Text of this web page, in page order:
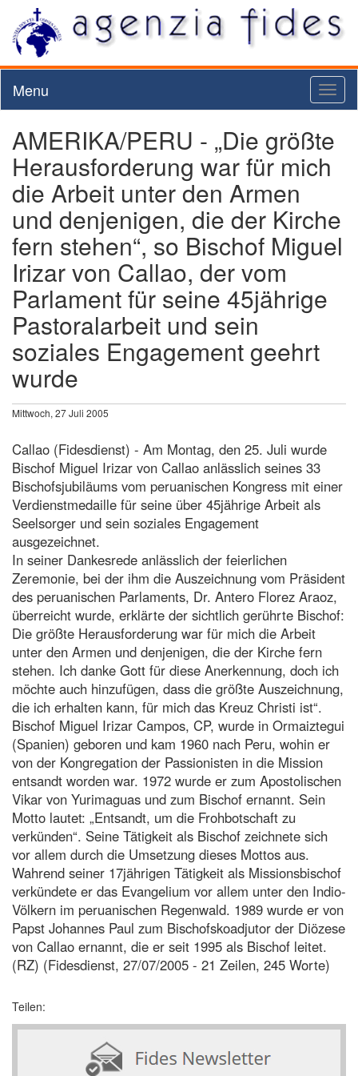
Menu
AMERIKA/PERU - „Die größte
Herausforderung war für mich
die Arbeit unter den Armen
und denjenigen, die der Kirche
fern stehen“, so Bischof Miguel
Irizar von Callao, der vom
Parlament für seine 45jährige
Pastoralarbeit und sein
soziales Engagement geehrt
wurde
Mittwoch, 27 Juli 2005
Callao (Fidesdienst) - Am Montag, den 25. Juli wurde
Bischof Miguel Irizar von Callao anlässlich seines 33
Bischofsjubiläums vom peruanischen Kongress mit einer
Verdienstmedaille für seine über 45jährige Arbeit als
Seelsorger und sein soziales Engagement
ausgezeichnet.
In seiner Dankesrede anlässlich der feierlichen
Zeremonie, bei der ihm die Auszeichnung vom Präsident
des peruanischen Parlaments, Dr. Antero Florez Araoz,
überreicht wurde, erklärte der sichtlich gerührte Bischof:
Die größte Herausforderung war für mich die Arbeit
unter den Armen und denjenigen, die der Kirche fern
stehen. Ich danke Gott für diese Anerkennung, doch ich
möchte auch hinzufügen, dass die größte Auszeichnung,
die ich erhalten kann, für mich das Kreuz Christi ist“.
Bischof Miguel Irizar Campos, CP, wurde in Ormaiztegui
(Spanien) geboren und kam 1960 nach Peru, wohin er
von der Kongregation der Passionisten in die Mission
entsandt worden war. 1972 wurde er zum Apostolischen
Vikar von Yurimaguas und zum Bischof ernannt. Sein
Motto lautet: „Entsandt, um die Frohbotschaft zu
verkünden“. Seine Tätigkeit als Bischof zeichnete sich
vor allem durch die Umsetzung dieses Mottos aus.
Wahrend seiner 17jährigen Tätigkeit als Missionsbischof
verkündete er das Evangelium vor allem unter den Indio-
Völkern im peruanischen Regenwald. 1989 wurde er von
Papst Johannes Paul zum Bischofskoadjutor der Diözese
von Callao ernannt, die er seit 1995 als Bischof leitet.
(RZ) (Fidesdienst, 27/07/2005 - 21 Zeilen, 245 Worte)
Teilen: